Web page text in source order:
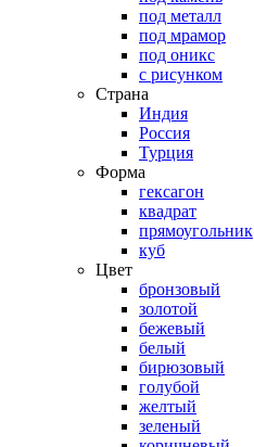
под металл
под мрамор
под оникс
с рисунком
Страна
Индия
Россия
Турция
Форма
гексагон
квадрат
прямоугольник
куб
Цвет
бронзовый
золотой
бежевый
белый
бирюзовый
голубой
желтый
зеленый